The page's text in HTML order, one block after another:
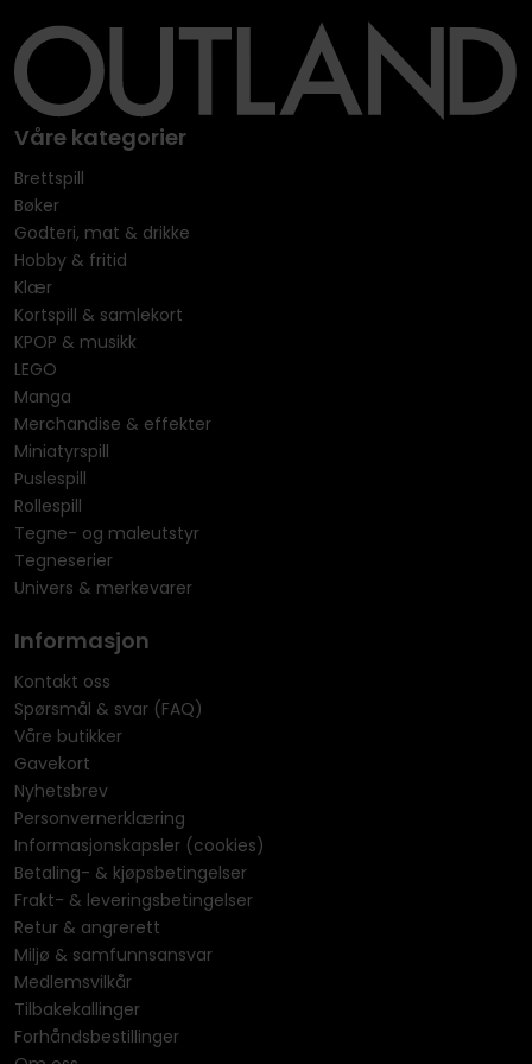
Våre kategorier
Brettspill
Bøker
Godteri, mat & drikke
Hobby & fritid
Klær
Kortspill & samlekort
KPOP & musikk
LEGO
Manga
Merchandise & effekter
Miniatyrspill
Puslespill
Rollespill
Tegne- og maleutstyr
Tegneserier
Univers & merkevarer
Informasjon
Kontakt oss
Spørsmål & svar (FAQ)
Våre butikker
Gavekort
Nyhetsbrev
Personvernerklæring
Informasjonskapsler (cookies)
Betaling- & kjøpsbetingelser
Frakt- & leveringsbetingelser
Retur & angrerett
Miljø & samfunnsansvar
Medlemsvilkår
Tilbakekallinger
Forhåndsbestillinger